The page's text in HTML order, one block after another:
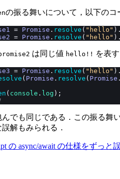
の振る舞いについて，以下のコ
= Promise . resolve ( "hello" ).
= Promise . resolve ( "hello" ).
は同じ値 hello!! を表
= Promise . resolve ( "hello" ).
( Promise . resolve ( Promise .
( console . log );
でも同じである．この振る舞
解もみられる．
の async/await の仕様をずっと